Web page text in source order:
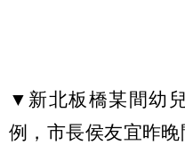
▼新北板橋某間幼
例，市長侯友宜昨